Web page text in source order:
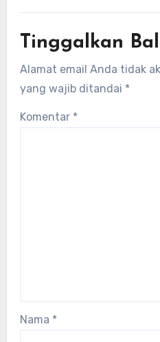
Tinggalkan
Alamat email Anda tidak
yang wajib ditandai *
Komentar *
Nama *